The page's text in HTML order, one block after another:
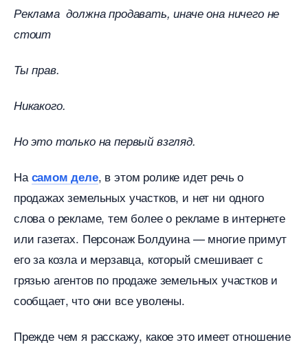
Реклама должна продавать, иначе она ничего не
стоит
Ты прав.
Никакого.
Но это только на первый взгляд.
Насамом деле, в этом ролике идет речь о
продажах земельных участков, и нет ни одного
слова о рекламе, тем более о рекламе в интернете
или газетах. Персонаж Болдуина — многие примут
его за козла и мерзавца, который смешивает с
рязью агентов по продаже земельных участков и
сообщает, что они все уволены.
Прежде чем я расскажу, какое это имеет отношение